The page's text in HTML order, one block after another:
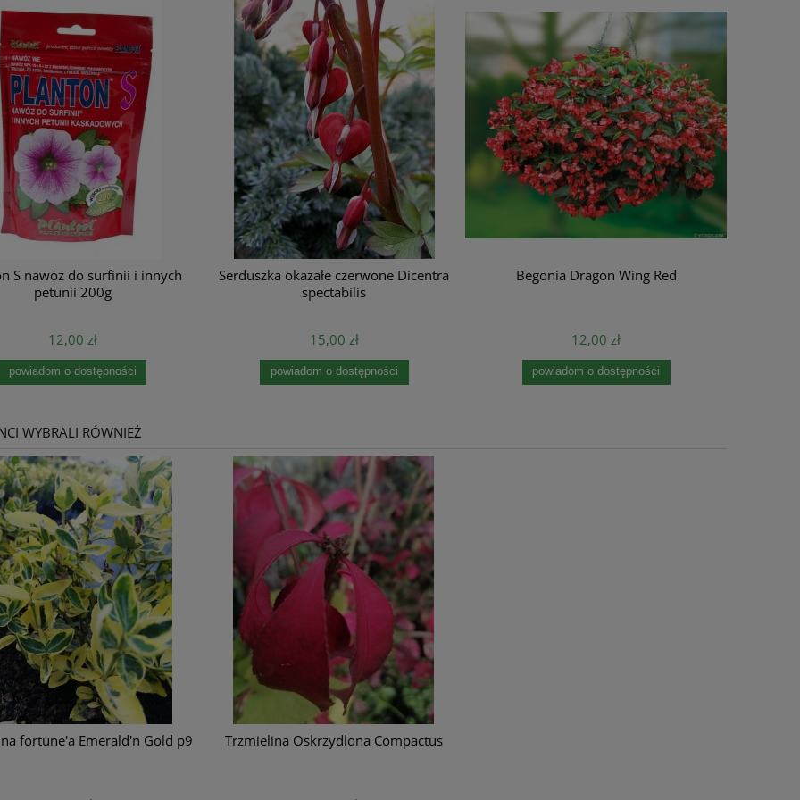
S nawóz do surfinii i innych
petunii 200g
12,00 zł
powiadom o dostępności
Serduszka okazałe czerwone Dicentra
spectabilis
15,00 zł
powiadom o dostępności
Begonia Dragon Wing Red
12,00 zł
powiadom o dostępności
WYBRALI RÓWNIEŻ
fortune'a Emerald'n Gold p9 Trzmielina Oskrzydlona Compactus